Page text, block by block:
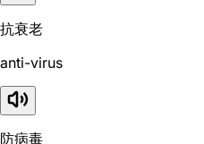
抗衰老
anti-virus
防病毒